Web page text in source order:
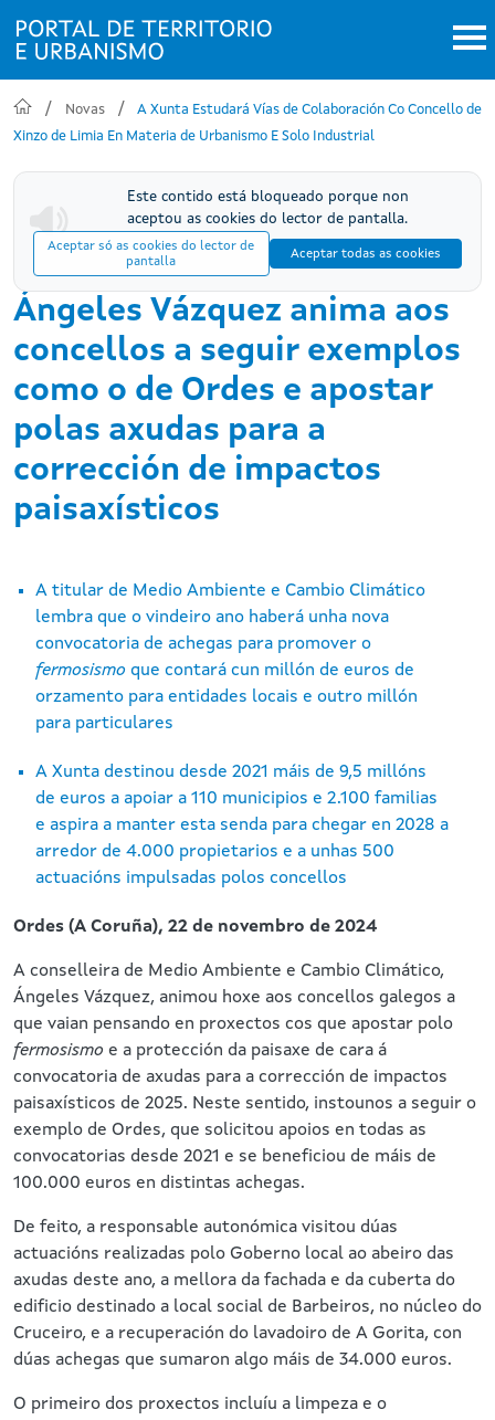
Ir o contido principal
Novas
A Xunta Estudará Vías de Colaboración Co Concello de
Xinzo de Limia En Materia de Urbanismo E Solo Industrial
Este contido está bloqueado porque non
aceptou as cookies do lector de pantalla.
Aceptar só as cookies do lector de
pantalla
Aceptar todas as cookies
Ángeles Vázquez anima aos
concellos a seguir exemplos
como o de Ordes e apostar
polas axudas para a
corrección de impactos
paisaxísticos
de
A titular de Medio Ambiente e Cambio Climático
lembra que o vindeiro ano haberá unha nova
convocatoria de achegas para promover o
fermosismo que contará cun millón de euros de
orzamento para entidades locais e outro millón
para particulares
A Xunta destinou desde 2021 máis de 9,5 millóns
de euros a apoiar a 110 municipios e 2.100 familias
e aspira a manter esta senda para chegar en 2028 a
arredor de 4.000 propietarios e a unhas 500
actuacións impulsadas polos concellos
Ordes (A Coruña), 22 de novembro de 2024
A conselleira de Medio Ambiente e Cambio Climático,
Ángeles Vázquez, animou hoxe aos concellos galegos a
que vaian pensando en proxectos cos que apostar polo
fermosismo e a protección da paisaxe de cara á
convocatoria de axudas para a corrección de impactos
paisaxísticos de 2025. Neste sentido, instounos a seguir o
exemplo de Ordes, que solicitou apoios en todas as
convocatorias desde 2021 e se beneficiou de máis de
100.000 euros en distintas achegas.
De feito, a responsable autonómica visitou dúas
actuacións realizadas polo Goberno local ao abeiro das
axudas deste ano, a mellora da fachada e da cuberta do
edificio destinado a local social de Barbeiros, no núcleo do
Cruceiro, e a recuperación do lavadoiro de A Gorita, con
dúas achegas que sumaron algo máis de 34.000 euros.
O primeiro dos proxectos incluíu a limpeza e o